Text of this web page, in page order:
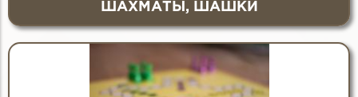
ШАХМАТЫ, ШАШКИ